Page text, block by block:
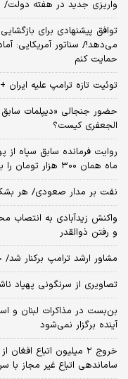
واریزی جدید در هفته دولت/
می‌دهد!/ سناتور آمریکایی:
حمایت کنم
توئیت تازه ترامپ علیه
حضور جنجالی «دیپلمات
الجعفری کیست؟
روایت فرمانده سابق سپاه
ماه همان ۳۰۰ هزار تومان را به من برگرداندند
نفت بر مدار صعودی/ هر بشکه نفت
واکنش زیدآبادی به انتصاب
و رفتن ذوالقدر
مشاور ارشد ترامپ برکنار
تصاویری از سرنگونی پهپاد
بن‌بست در مذاکرات لبنان و
آینده برگزار نمی‌شود
ساماندهی اتباع غیر مجاز